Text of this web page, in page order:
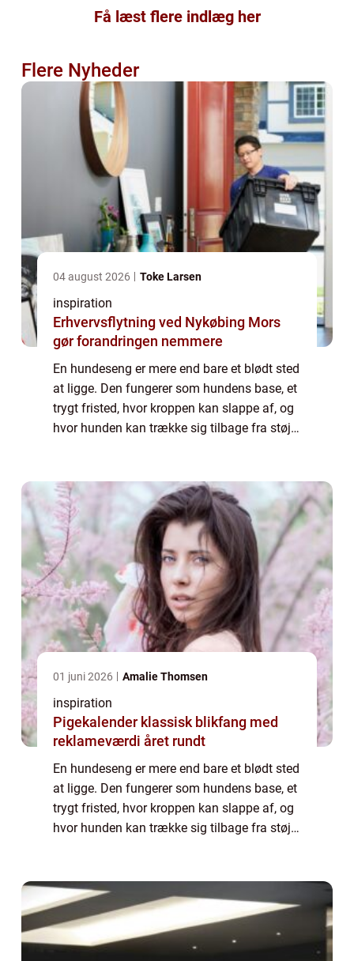
Få læst flere indlæg her
Flere Nyheder
04 august 2026 Toke Larsen
inspiration
Erhvervsflytning ved Nykøbing Mors
gør forandringen nemmere
En hundeseng er mere end bare et blødt sted
at ligge. Den fungerer som hundens base, et
trygt fristed, hvor kroppen kan slappe af, og
hvor hunden kan trække sig tilbage fra støj,
01 juni 2026 Amalie Thomsen
inspiration
Pigekalender klassisk blikfang med
reklameværdi året rundt
En hundeseng er mere end bare et blødt sted
at ligge. Den fungerer som hundens base, et
trygt fristed, hvor kroppen kan slappe af, og
hvor hunden kan trække sig tilbage fra støj,